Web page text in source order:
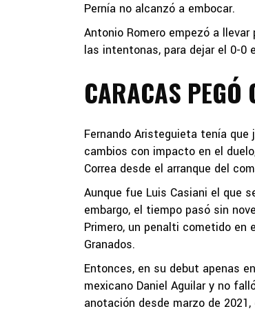
Pernía no alcanzó a embocar.
Antonio Romero empezó a
las intentonas, para dejar el 0-0
CARACAS PEGÓ
Fernando Aristeguieta tenía que
cambios con impacto en el
Correa desde el arranque del
Aunque fue Luis Casiani el que
embargo, el tiempo pasó sin
Primero, un penalti cometido en
Granados.
Entonces, en su debut apenas
mexicano Daniel Aguilar y no
anotación desde marzo de